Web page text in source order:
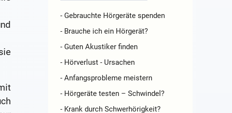
- Gebrauchte Hörgeräte spenden
- Brauche ich ein Hörgerät?
- Guten Akustiker finden
- Hörverlust - Ursachen
- Anfangsprobleme meistern
- Hörgeräte testen – Schwindel?
- Krank durch Schwerhörigkeit?